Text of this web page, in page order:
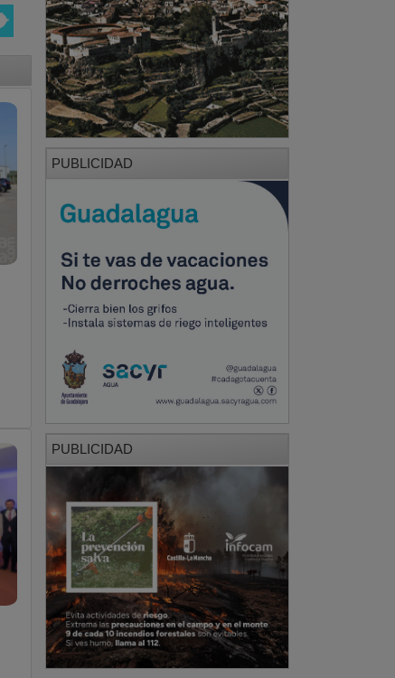
PUBLICIDAD
PUBLICIDAD